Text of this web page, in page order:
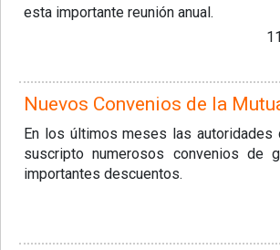
esta importante reunión anual.
Nuevos Convenios de la
En los últimos meses las autoridades
suscripto numerosos convenios de
importantes descuentos.